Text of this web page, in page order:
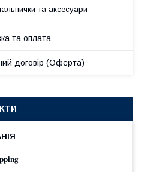
та аксесуари
та оплата
договір (Оферта)